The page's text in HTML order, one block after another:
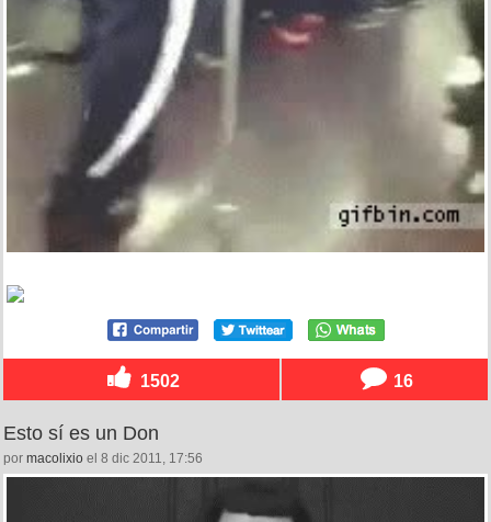
1502 16
Esto sí es un Don
por macolixio el 8 dic 2011, 17:56